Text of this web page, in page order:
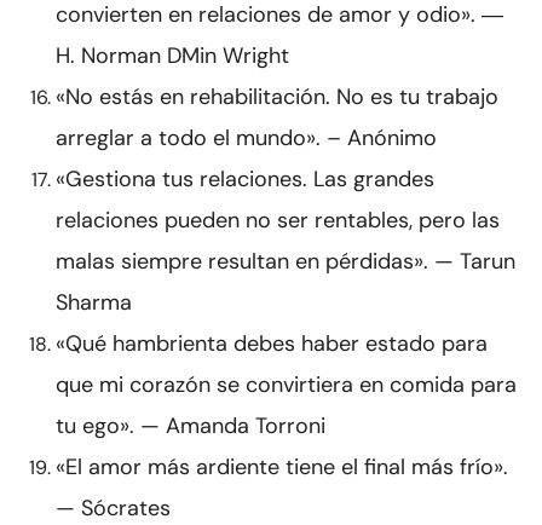
convierten en relaciones de amor y odio». ―
H. Norman DMin Wright
«No estás en rehabilitación. No es tu trabajo
arreglar a todo el mundo». – Anónimo
«Gestiona tus relaciones. Las grandes
relaciones pueden no ser rentables, pero las
malas siempre resultan en pérdidas». — Tarun
Sharma
«Qué hambrienta debes haber estado para
que mi corazón se convirtiera en comida para
tu ego». — Amanda Torroni
«El amor más ardiente tiene el final más frío».
— Sócrates